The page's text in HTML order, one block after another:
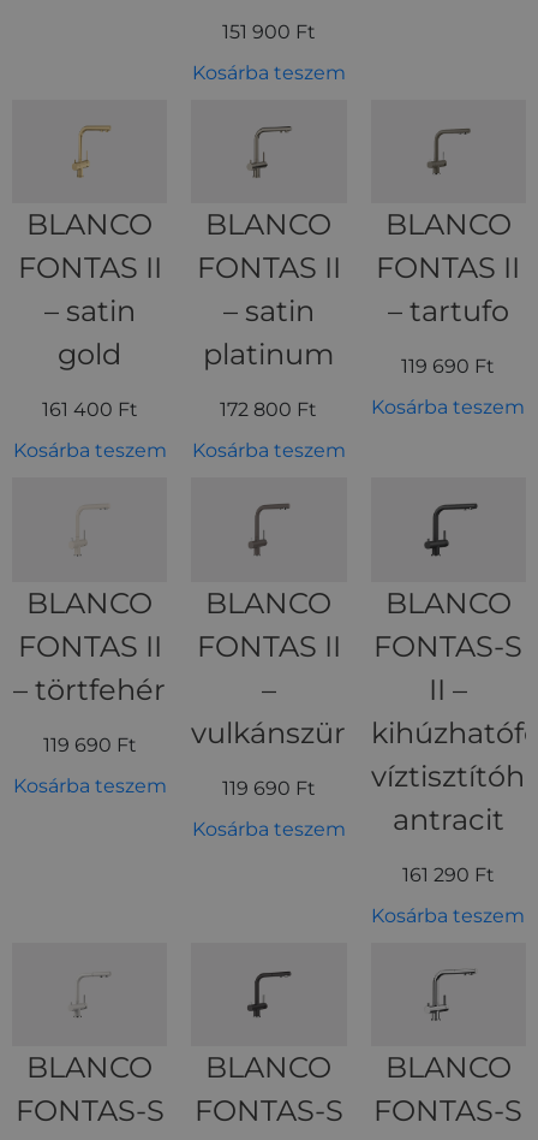
151 900 Ft
Kosárba teszem
BLANCO
FONTAS II
– satin
gold
161 400 Ft
Kosárba teszem
BLANCO
FONTAS II
– satin
platinum
172 800 Ft
Kosárba teszem
BLANCO
FONTAS II
– tartufo
119 690 Ft
Kosárba teszem
BLANCO
FONTAS II
– törtfehér
119 690 Ft
Kosárba teszem
BLANCO
FONTAS II
–
vulkánszürke
119 690 Ft
Kosárba teszem
BLANCO
FONTAS-S
II –
antracit
161 290 Ft
Kosárba teszem
BLANCO
FONTAS-S
BLANCO
FONTAS-S
BLANCO
FONTAS-S